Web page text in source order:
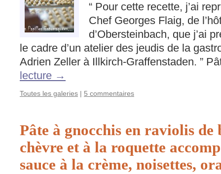
“ Pour cette recette, j’ai
Chef Georges Flaig, de
d’Obersteinbach, que j’ai
le cadre d’un atelier des jeudis de la
Adrien Zeller à Illkirch-Graffenstaden. ”
lecture →
Toutes les galeries | 5 commentaires
Pâte à gnocchis en raviolis de
chèvre et à la roquette
sauce à la crème, noisettes,